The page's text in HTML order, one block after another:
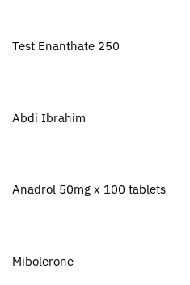
Test Enanthate 250
Abdi Ibrahim
Anadrol 50mg x 100 tablets
Mibolerone